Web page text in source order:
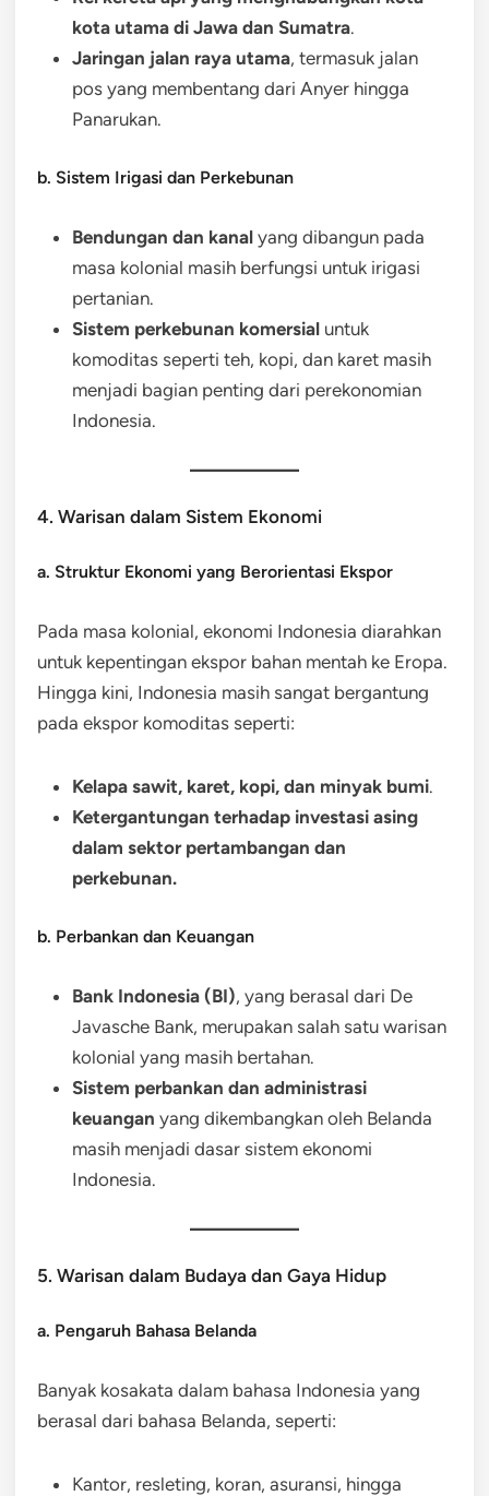
kota utama di Jawa dan Sumatra.
Jaringan jalan raya utama, termasuk jalan
pos yang membentang dari Anyer hingga
Panarukan.
b. Sistem Irigasi dan Perkebunan
Bendungan dan kanal yang dibangun pada
masa kolonial masih berfungsi untuk irigasi
pertanian.
Sistem perkebunan komersial untuk
komoditas seperti teh, kopi, dan karet masih
menjadi bagian penting dari perekonomian
Indonesia.
4. Warisan dalam Sistem Ekonomi
a. Struktur Ekonomi yang Berorientasi Ekspor
Pada masa kolonial, ekonomi Indonesia diarahkan
untuk kepentingan ekspor bahan mentah ke Eropa.
Hingga kini, Indonesia masih sangat bergantung
pada ekspor komoditas seperti:
Kelapa sawit, karet, kopi, dan minyak bumi.
Ketergantungan terhadap investasi asing
dalam sektor pertambangan dan
perkebunan.
b. Perbankan dan Keuangan
Bank Indonesia (BI), yang berasal dari De
Javasche Bank, merupakan salah satu warisan
kolonial yang masih bertahan.
Sistem perbankan dan administrasi
keuangan yang dikembangkan oleh Belanda
masih menjadi dasar sistem ekonomi
Indonesia.
5. Warisan dalam Budaya dan Gaya Hidup
a. Pengaruh Bahasa Belanda
Banyak kosakata dalam bahasa Indonesia yang
berasal dari bahasa Belanda, seperti:
Kantor, resleting, koran, asuransi, hingga